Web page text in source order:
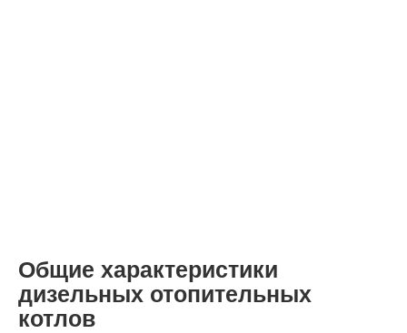
Общие характеристики
дизельных отопительных
котлов